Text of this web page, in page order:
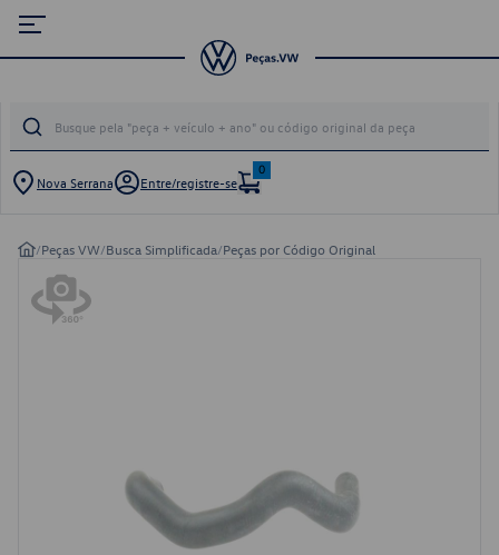
Nova Serrana Entre/registre-se
0
/Peças VW/Busca Simplificada/Peças por Código Original